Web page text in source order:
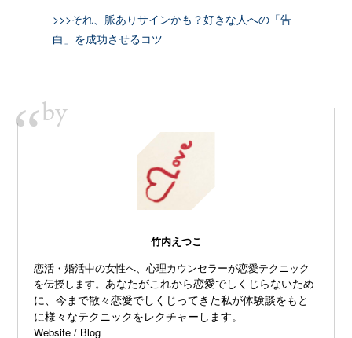
>>>それ、脈ありサインかも？好きな人への「告
白」を成功させるコツ
“by
竹内えつこ
恋活・婚活中の女性へ、心理カウンセラーが恋愛テクニック
を伝授します。あなたがこれから恋愛でしくじらないため
に、今まで散々恋愛でしくじってきた私が体験談をもと
に様々なテクニックをレクチャーします。
Website / Blog